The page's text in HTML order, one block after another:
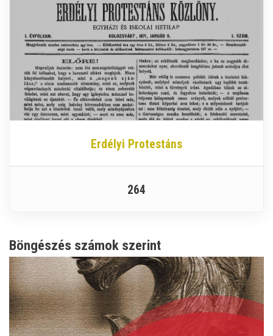
Erdélyi Protestáns
264
Böngészés számok szerint
Image